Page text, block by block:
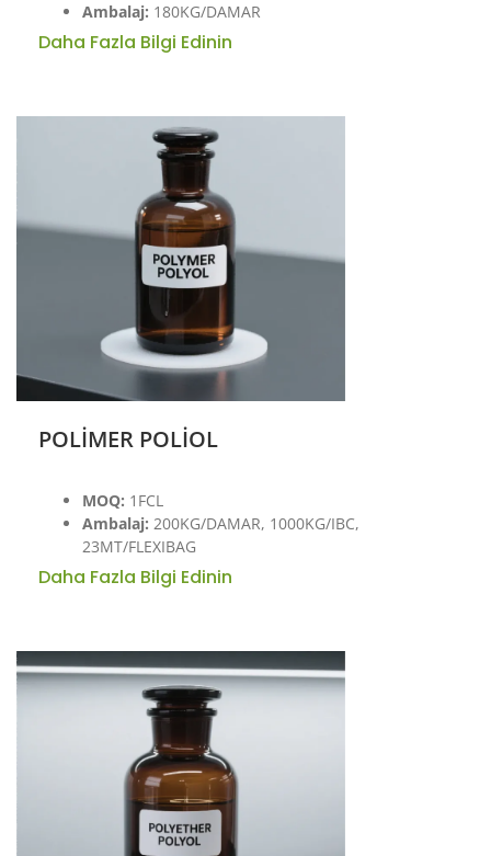
Ambalaj: 180KG/DAMAR
Daha Fazla Bilgi Edinin
POLİMER POLİOL
MOQ: 1FCL
Ambalaj: 200KG/DAMAR, 1000KG/IBC,
23MT/FLEXIBAG
Daha Fazla Bilgi Edinin